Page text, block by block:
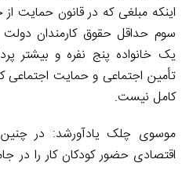
اینکه مبلغی که در قانون حمایت از
سوم حداقل حقوق کارمندان دولت
یک خانواده پنج نفره و بیشتر
تأمین اجتماعی و حمایت اجتماعی
کامل نیست.
موسوی چلک­ یادآورشد: در
اقتصادی حضور کودکان کار را در